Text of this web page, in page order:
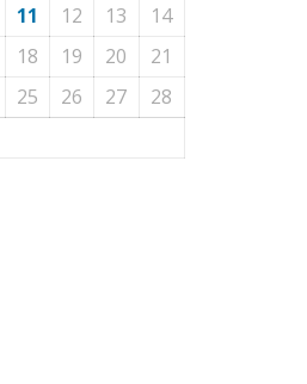
11 12 13
14
18 19 20
21
25 26 27
28